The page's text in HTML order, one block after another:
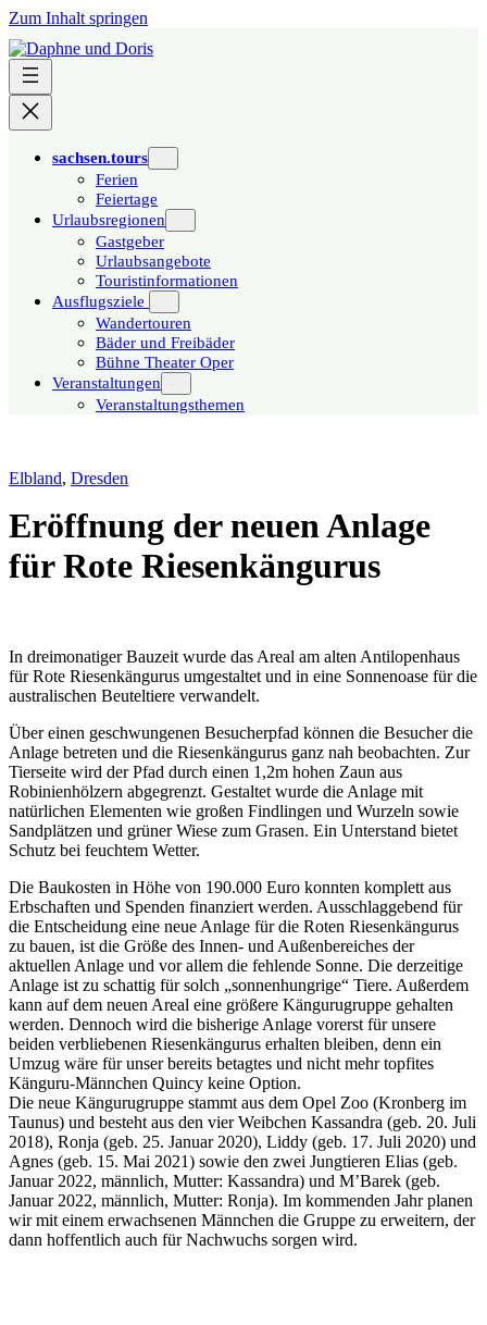
Zum Inhalt springen
sachsen.tours
Ferien
Feiertage
Urlaubsregionen
Gastgeber
Urlaubsangebote
Touristinformationen
Ausflugsziele
Wandertouren
Bäder und Freibäder
Bühne Theater Oper
Veranstaltungen
Veranstaltungsthemen
Elbland, Dresden
Eröffnung der neuen Anlage
für Rote Riesenkängurus
In dreimonatiger Bauzeit wurde das Areal am alten Antilopenhaus
für Rote Riesenkängurus umgestaltet und in eine Sonnenoase für die
australischen Beuteltiere verwandelt.
Über einen geschwungenen Besucherpfad können die Besucher die
Anlage betreten und die Riesenkängurus ganz nah beobachten. Zur
Tierseite wird der Pfad durch einen 1,2m hohen Zaun aus
Robinienhölzern abgegrenzt. Gestaltet wurde die Anlage mit
natürlichen Elementen wie großen Findlingen und Wurzeln sowie
Sandplätzen und grüner Wiese zum Grasen. Ein Unterstand bietet
Schutz bei feuchtem Wetter.
Die Baukosten in Höhe von 190.000 Euro konnten komplett aus
Erbschaften und Spenden finanziert werden. Ausschlaggebend für
die Entscheidung eine neue Anlage für die Roten Riesenkängurus
zu bauen, ist die Größe des Innen- und Außenbereiches der
aktuellen Anlage und vor allem die fehlende Sonne. Die derzeitige
Anlage ist zu schattig für solch „sonnenhungrige“ Tiere. Außerdem
kann auf dem neuen Areal eine größere Kängurugruppe gehalten
werden. Dennoch wird die bisherige Anlage vorerst für unsere
beiden verbliebenen Riesenkängurus erhalten bleiben, denn ein
Umzug wäre für unser bereits betagtes und nicht mehr topfites
Känguru-Männchen Quincy keine Option.
Die neue Kängurugruppe stammt aus dem Opel Zoo (Kronberg im
Taunus) und besteht aus den vier Weibchen Kassandra (geb. 20. Juli
2018), Ronja (geb. 25. Januar 2020), Liddy (geb. 17. Juli 2020) und
Agnes (geb. 15. Mai 2021) sowie den zwei Jungtieren Elias (geb.
Januar 2022, männlich, Mutter: Kassandra) und M’Barek (geb.
Januar 2022, männlich, Mutter: Ronja). Im kommenden Jahr planen
wir mit einem erwachsenen Männchen die Gruppe zu erweitern, der
dann hoffentlich auch für Nachwuchs sorgen wird.